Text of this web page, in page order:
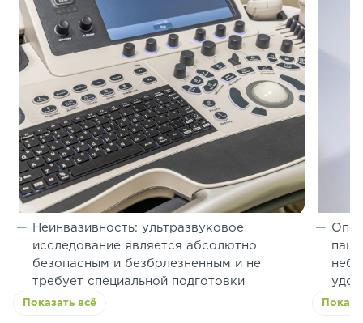
Неинвазивность: ультразвуковое
исследование является абсолютно
безопасным и безболезненным и не
требует специальной подготовки
Показать всё